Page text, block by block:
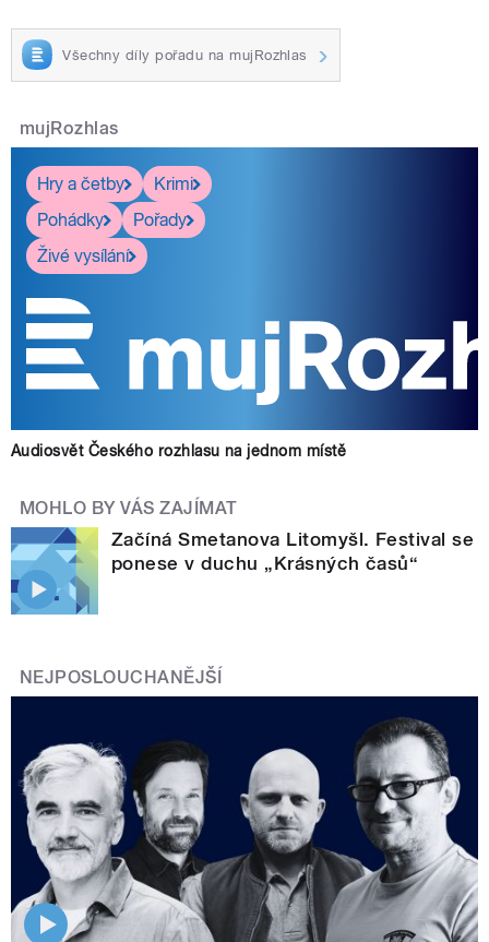
Všechny díly pořadu na mujRozhlas
mujRozhlas
Hry a četby
Krimi
Pohádky
Pořady
Živé vysílání
Audiosvět Českého rozhlasu na jednom místě
MOHLO BY VÁS ZAJÍMAT
Začíná Smetanova Litomyšl. Festival se
ponese v duchu „Krásných časů“
NEJPOSLOUCHANĚJŠÍ